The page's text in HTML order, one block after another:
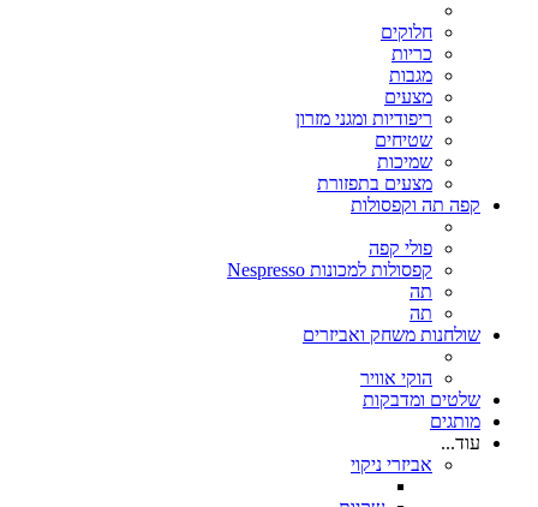
חלוקים
כריות
מגבות
מצעים
ריפודיות ומגני מזרון
שטיחים
שמיכות
מצעים בתפזורת
קפה תה וקפסולות
פולי קפה
קפסולות למכונות Nespresso
תה
תה
שולחנות משחק ואביזרים
הוקי אוויר
שלטים ומדבקות
מותגים
עוד...
אביזרי ניקוי